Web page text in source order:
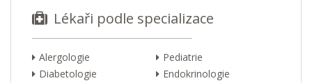
Lékaři podle specializace
Alergologie
Pediatrie
Diabetologie
Endokrinologie